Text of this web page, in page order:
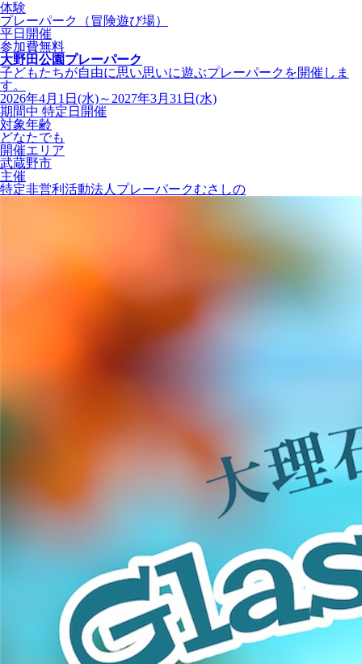
体験
プレーパーク（冒険遊び場）
平日開催
参加費無料
大野田公園プレーパーク
子どもたちが自由に思い思いに遊ぶプレーパークを開催しま
す。
2026年4月1日(水)～2027年3月31日(水)
期間中 特定日開催
対象年齢
どなたでも
開催エリア
武蔵野市
主催
特定非営利活動法人プレーパークむさしの